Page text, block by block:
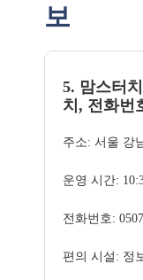
보
5. 맘스터
치, 전화번
주소: 서울 강
운영 시간:
전화번호:
편의 시설: 정